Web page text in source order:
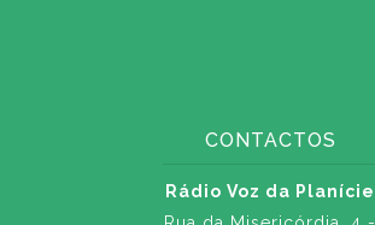
CONTACTOS
Rádio Voz da Planície